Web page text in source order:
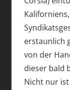
erstaunlich
von der
dieser bald
Nicht nur